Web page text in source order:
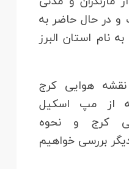
در حال حاضر به
نام استان البرز
هوایی کرج
از مپ اسکیل
کرج و نحوه
بررسی خواهیم